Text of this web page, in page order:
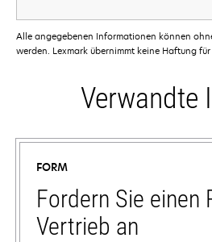
Alle angegebenen Informationen können
werden. Lexmark übernimmt keine Haftung
Verwandte
FORM
Fordern Sie einen
Vertrieb an